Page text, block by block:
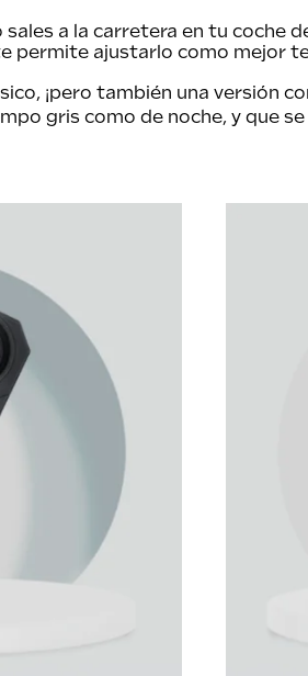
sales a la carretera en tu coche
permite ajustarlo como mejor
, ¡pero también una versión
gris como de noche, y que